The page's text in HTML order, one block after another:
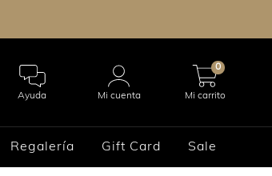
Ayuda Mi cuenta Mi carrito
0
Regalería Gift Card Sale